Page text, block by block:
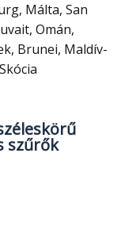
Málta, San
Omán,
Brunei, Maldív-
szűrők